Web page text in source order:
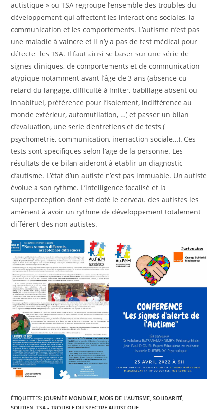
autistique » ou TSA regroupe l’ensemble des troubles du
développement qui affectent les interactions sociales, la
communication et les comportements. L’autisme n’est pas
une maladie à vaincre et il n’y a pas de test médical pour
détecter les TSA. Il faut ainsi se baser sur une série de
signes cliniques, de comportements et de communication
atypique notamment avant l’âge de 3 ans (absence ou
retard du langage, difficulté à imiter, babillage absent ou
inhabituel, préférence pour l’isolement, indifférence au
monde extérieur, automutilation, …) et passer un bilan
d’évaluation, une serie d’entretiens et de tests (
psychometrie, communication, inerraction sociale…). Ces
tests sont specifiques selon l’age de la personne. Les
résultats de ce bilan aideront à etablir un diagnostic
d’autisme. L’état d’un autiste n’est pas immuable. Un autiste
évolue à son rythme. L’intelligence focalisé et la
superperception dont est doté le cerveau des autistes les
amènent à avoir un rythme de développement totalement
différent des non autistes.
ÉTIQUETTES: JOURNÉE MONDIALE MOIS DE L'AUTISME SOLIDARITÉ
SOUTIEN TSA - TROUBLE DU SPECTRE AUTISTIQUE